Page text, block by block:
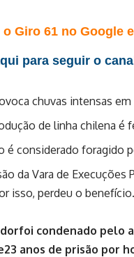
o Giro 61 no Google
para seguir o
chuvas intensas
de linha chilena é
é considerado foragido
da Vara de
isso, perdeu o benefício.
condenado pelo
anos de prisão por